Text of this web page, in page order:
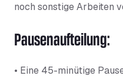
noch sonstige Arbeiten
Pausenaufteilung:
• Eine 45-minütige